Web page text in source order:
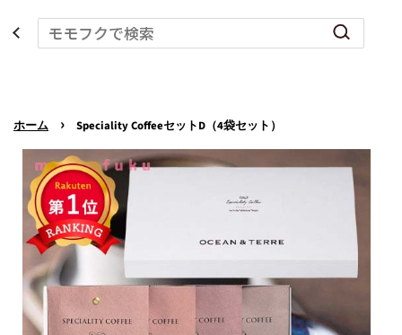
ホーム › Speciality CoffeeセットD（4袋セット）